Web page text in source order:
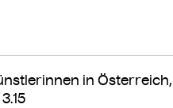
in